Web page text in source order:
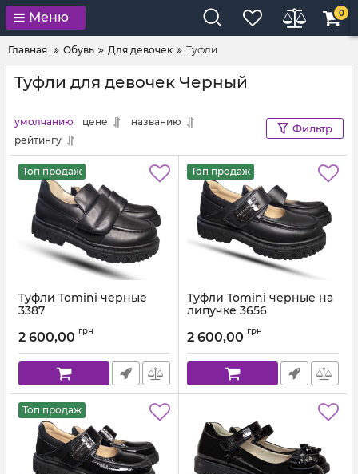
Меню 0
Главная Обувь Для девочек Туфли
Туфли для девочек Черный
умолчанию цене
названию
рейтингу
Фильтр
Топ продаж
Туфли Tomini черные
3387
2 600,00 грн
Топ продаж
Туфли Tomini черные на
липучке 3656
2 600,00 грн
Топ продаж